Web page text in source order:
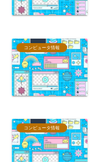
コンピュータ情報
コンピュータ情報